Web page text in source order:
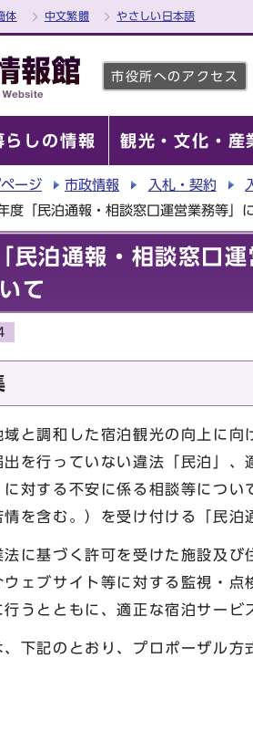
体 中文繁體 やさしい日本語
市役所へのアクセス
らしの情報 観光・文化・産
ページ 市政情報 入札・契約
度「民泊通報・相談窓口運営業務等」
民泊通報・相談窓口
て
と調和した宿泊観光の向上に向
を行っていない違法「民泊」
に対する不安に係る相談等につ
を含む。）を受け付ける「民
に基づく許可を受けた施設及び
ェブサイト等に対する監視・
うとともに、適正な宿泊サービ
下記のとおり、プロポーザル方